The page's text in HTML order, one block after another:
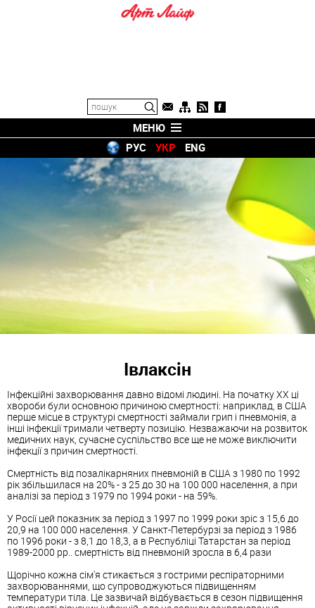
МЕНЮ
РУС
УКР ENG
Івлаксін
Інфекційні захворювання давно відомі людині. На початку ХХ ці
хвороби були основною причиною смертності: наприклад, в США
перше місце в структурі смертності займали грип і пневмонія, а
інші інфекції тримали четверту позицію. Незважаючи на розвиток
медичних наук, сучасне суспільство все ще не може виключити
інфекції з причин смертності.
Смертність від позалікарняних пневмоній в США з 1980 по 1992
рік збільшилася на 20% - з 25 до 30 на 100 000 населення, а при
аналізі за період з 1979 по 1994 роки - на 59%.
У Росії цей показник за період з 1997 по 1999 роки зріс з 15,6 до
20,9 на 100 000 населення. У Санкт-Петербурзі за період з 1986
по 1996 роки - з 8,1 до 18,3, а в Республіці Татарстан за період
1989-2000 рр.. смертність від пневмоній зросла в 6,4 рази
Щорічно кожна сім'я стикається з гострими респіраторними
захворюваннями, що супроводжуються підвищенням
температури тіла. Це зазвичай відбувається в сезон підвищення